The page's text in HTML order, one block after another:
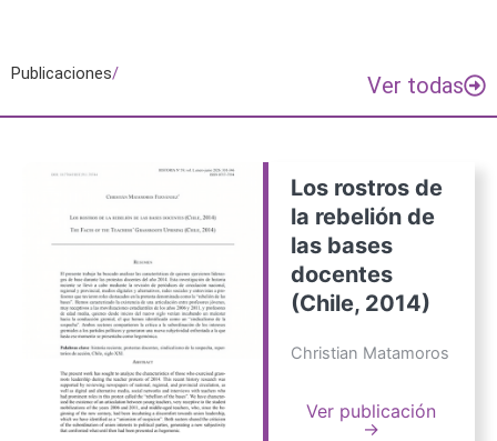
Publicaciones/ Ver todas
Los rostros de
la rebelión de
las bases
docentes
(Chile, 2014)
Christian Matamoros
Ver publicación
→